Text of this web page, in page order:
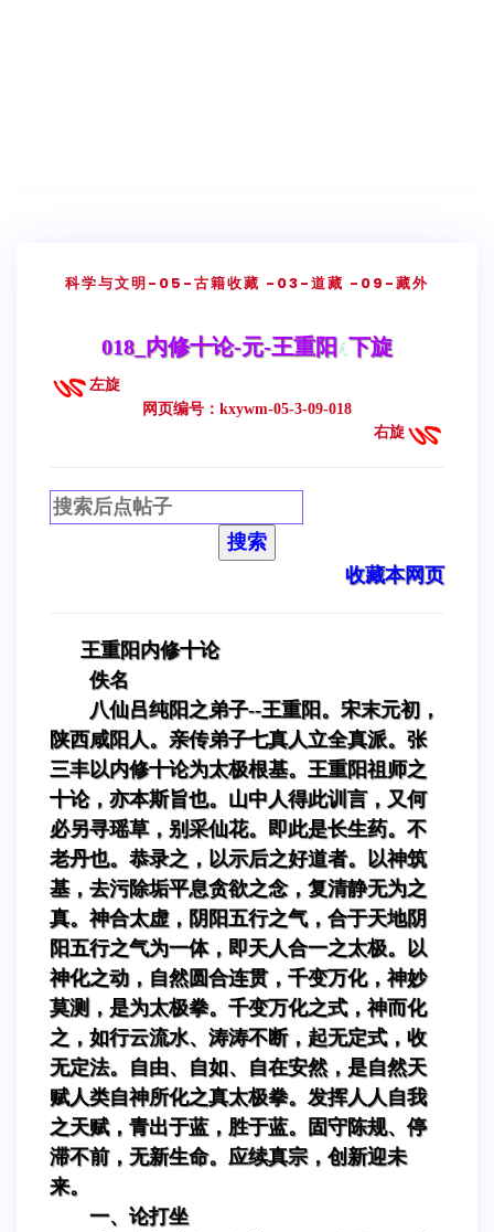
科学与文明-05-古籍收藏 -03-道藏 -09-藏外
018_内修十论-元-王重阳 下旋
左旋
网页编号：kxywm-05-3-09-018
右旋
搜索
收藏本网页
王重阳内修十论
佚名
八仙吕纯阳之弟子--王重阳。宋末元初，
陕西咸阳人。亲传弟子七真人立全真派。张
三丰以内修十论为太极根基。王重阳祖师之
十论，亦本斯旨也。山中人得此训言，又何
必另寻瑶草，别采仙花。即此是长生药。不
老丹也。恭录之，以示后之好道者。以神筑
基，去污除垢平息贪欲之念，复清静无为之
真。神合太虚，阴阳五行之气，合于天地阴
阳五行之气为一体，即天人合一之太极。以
神化之动，自然圆合连贯，千变万化，神妙
莫测，是为太极拳。千变万化之式，神而化
之，如行云流水、涛涛不断，起无定式，收
无定法。自由、自如、自在安然，是自然天
赋人类自神所化之真太极拳。发挥人人自我
之天赋，青出于蓝，胜于蓝。固守陈规、停
滞不前，无新生命。应续真宗，创新迎未
来。
一、论打坐